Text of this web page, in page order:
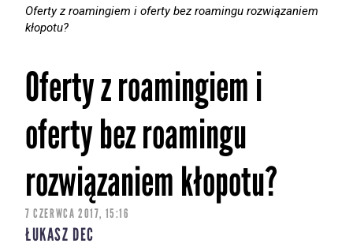
Oferty z roamingiem i oferty bez roamingu rozwiązaniem
kłopotu?
Oferty z roamingiem i
oferty bez roamingu
rozwiązaniem kłopotu?
7 CZERWCA 2017, 15:16
ŁUKASZ DEC